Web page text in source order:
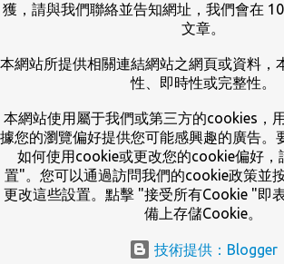
獲，請與我們聯絡並告知網址，我們會在
文章。
本網站所提供相關連結網站之網頁或資料，
性、即時性或完整性。
本網站使用屬于我們或第三方的cookies，
據您的瀏覽偏好提供您可能感興趣的廣告。
如何使用cookie或更改您的cookie偏好，
置"。您可以通過訪問我們的cookie政策並
更改這些設置。點擊 "接受所有Cookie "即
備上存儲Cookie。
技術提供：Blogger